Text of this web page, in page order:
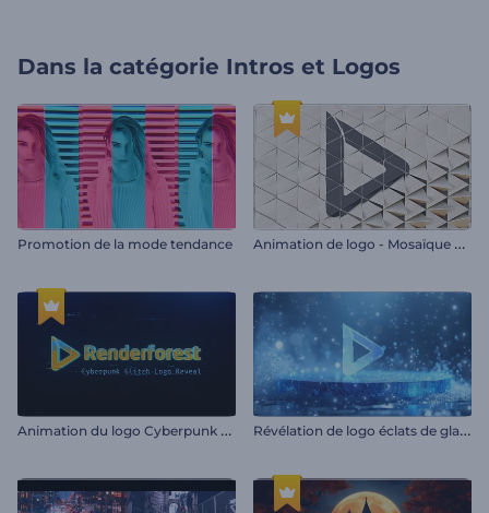
Dans la catégorie Intros et Logos
Promotion de la mode tendance A
nimation de logo - Mosaïque en 3D
A
nimation du logo Cyberpunk glitch R
évélation de logo éclats de glace